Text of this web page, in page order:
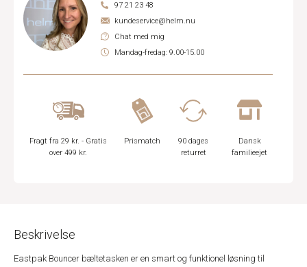
97 21 23 48
kundeservice@helm.nu
Chat med mig
Mandag-fredag: 9.00-15.00
Fragt fra 29 kr. - Gratis
over 499 kr.
Prismatch
90 dages
returret
Dansk
familieejet
Beskrivelse
Eastpak Bouncer bæltetasken er en smart og funktionel løsning til